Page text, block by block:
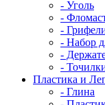
- Уголь
-
-
- Набор
-
-
Пластика и
- Глина